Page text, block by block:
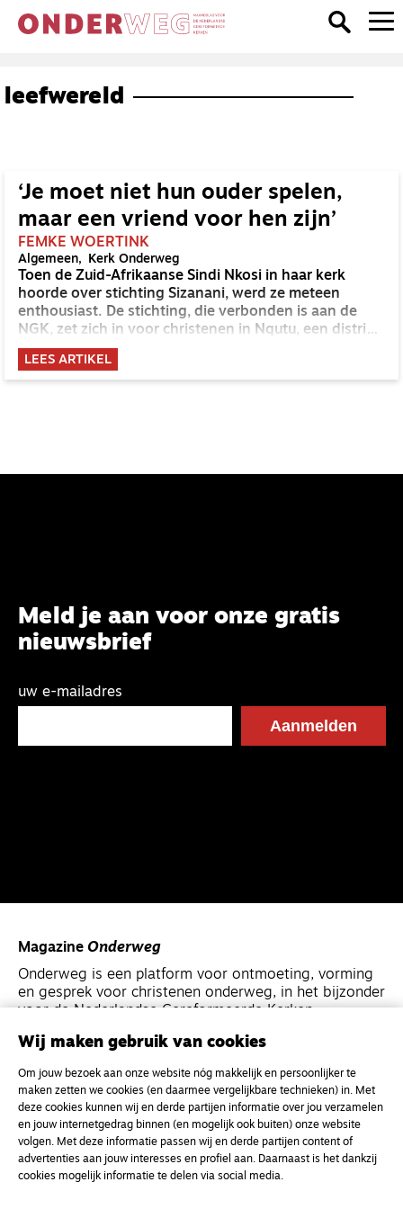
leefwereld
‘Je moet niet hun ouder spelen,
maar een vriend voor hen zijn’
FEMKE WOERTINK
Algemeen Kerk Onderweg
Toen de Zuid-Afrikaanse Sindi Nkosi in haar kerk
hoorde over stichting Sizanani, werd ze meteen
enthousiast. De stichting, die verbonden is aan de
NGK, zet zich in voor christenen in Nqutu, een district
in Zuid-Afrika. Zo bieden ze medische en sociale hulp
en onderwijs.
LEES ARTIKEL
Meld je aan voor onze gratis
nieuwsbrief
uw e-mailadres
Magazine Onderweg
Onderweg is een platform voor ontmoeting, vorming
en gesprek voor christenen onderweg, in het bijzonder
voor de Nederlandse Gereformeerde Kerken.
Kvk-nummer 33277063
NL46 INGB 0117 5827 86
info@onderwegonline.nl
Wij maken gebruik van cookies
Om jouw bezoek aan onze website nóg makkelijk en persoonlijker te
maken zetten we cookies (en daarmee vergelijkbare technieken) in. Met
deze cookies kunnen wij en derde partijen informatie over jou verzamelen
en jouw internetgedrag binnen (en mogelijk ook buiten) onze website
volgen. Met deze informatie passen wij en derde partijen content of
advertenties aan jouw interesses en profiel aan. Daarnaast is het dankzij
cookies mogelijk informatie te delen via social media.